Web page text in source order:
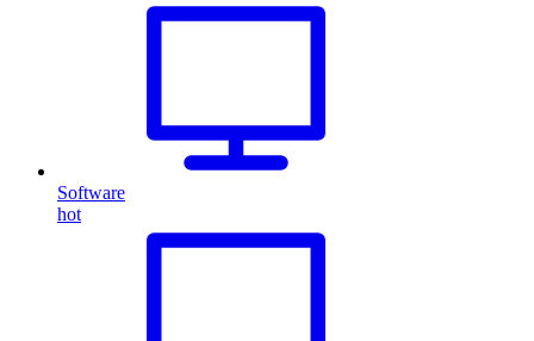
Software
hot